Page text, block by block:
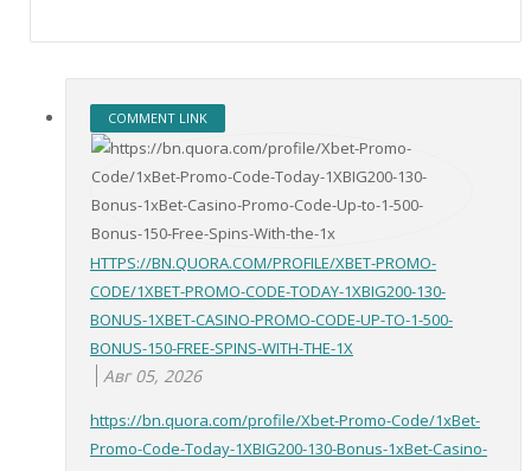
COMMENT LINK
HTTPS://BN.QUORA.COM/PROFILE/XBET-PROMO-
CODE/1XBET-PROMO-CODE-TODAY-1XBIG200-130-
BONUS-1XBET-CASINO-PROMO-CODE-UP-TO-1-500-
BONUS-150-FREE-SPINS-WITH-THE-1X
Авг 05, 2026
https://bn.quora.com/profile/Xbet-Promo-Code/1xBet-
Promo-Code-Today-1XBIG200-130-Bonus-1xBet-Casino-